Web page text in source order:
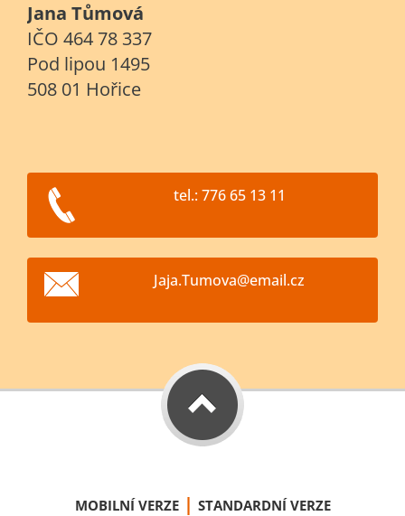
Jana Tůmová
IČO 464 78 337
Pod lipou 1495
508 01 Hořice
tel.: 776 65 13 11
Jaja.Tumova@email.cz
MOBILNÍ VERZE | STANDARDNÍ VERZE